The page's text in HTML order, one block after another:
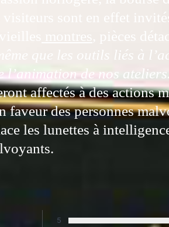
visiteurs sont en effet
, pièces
que les outils liés à
l’animation de nos
affectés à des actions
faveur des personnes
les lunettes à
5